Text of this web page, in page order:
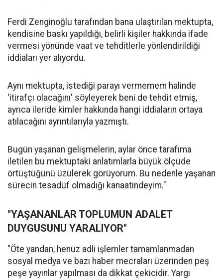
Ferdi Zenginoğlu tarafından bana ulaştırılan mektupta,
kendisine baskı yapıldığı, belirli kişiler hakkında ifade
vermesi yönünde vaat ve tehditlerle yönlendirildiği
iddiaları yer alıyordu.
Aynı mektupta, istediği parayı vermemem halinde
'itirafçı olacağını' söyleyerek beni de tehdit etmiş,
ayrıca ileride kimler hakkında hangi iddiaların ortaya
atılacağını ayrıntılarıyla yazmıştı.
Bugün yaşanan gelişmelerin, aylar önce tarafıma
iletilen bu mektuptaki anlatımlarla büyük ölçüde
örtüştüğünü üzülerek görüyorum. Bu nedenle yaşanan
sürecin tesadüf olmadığı kanaatindeyim."
"YAŞANANLAR TOPLUMUN ADALET
DUYGUSUNU YARALIYOR"
"Öte yandan, henüz adli işlemler tamamlanmadan
sosyal medya ve bazı haber mecraları üzerinden peş
peşe yayınlar yapılması da dikkat çekicidir. Yargı